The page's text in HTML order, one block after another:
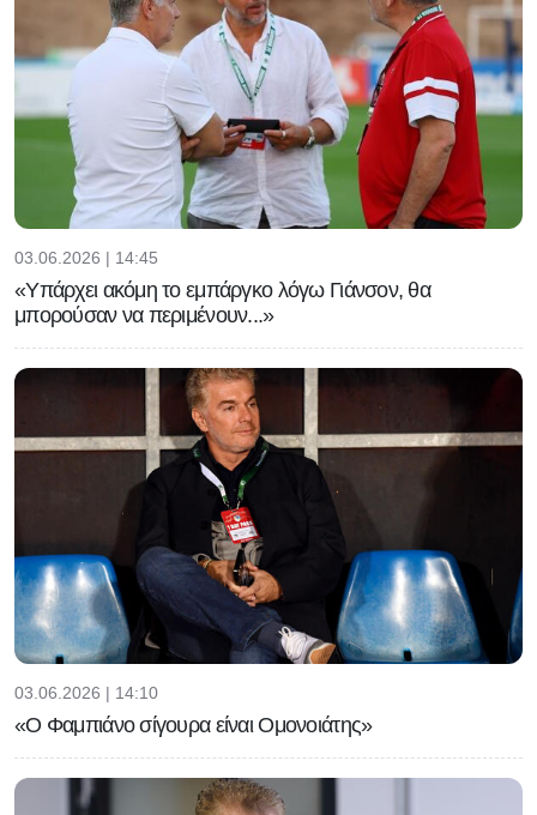
03.06.2026 | 14:45
«Υπάρχει ακόμη το εμπάργκο λόγω Γιάνσον, θα
μπορούσαν να περιμένουν...»
03.06.2026 | 14:10
«Ο Φαμπιάνο σίγουρα είναι Ομονοιάτης»